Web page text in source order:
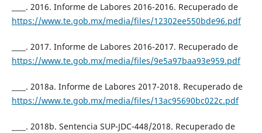
____. 2016. Informe de Labores 2016-2016. Recuperado de
https://www.te.gob.mx/media/files/12302ee550bde96.pdf
____. 2017. Informe de Labores 2016-2017. Recuperado de
https://www.te.gob.mx/media/files/9e5a97baa93e959.pdf
____. 2018a. Informe de Labores 2017-2018. Recuperado de
https://www.te.gob.mx/media/files/13ac95690bc022c.pdf
____. 2018b. Sentencia SUP-JDC-448/2018. Recuperado de